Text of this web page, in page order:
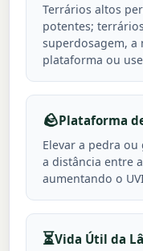
Terrários altos
potentes;
superdosagem, a
plataforma ou
🪨Plataforma
Elevar a pedra
a distância entre
aumentando o
⏳Vida Útil da